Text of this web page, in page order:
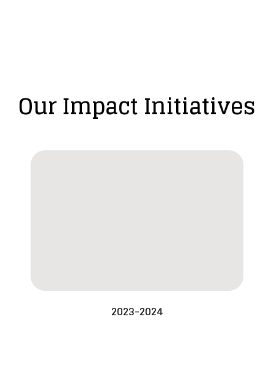
Our Impact Initiatives
2023-2024